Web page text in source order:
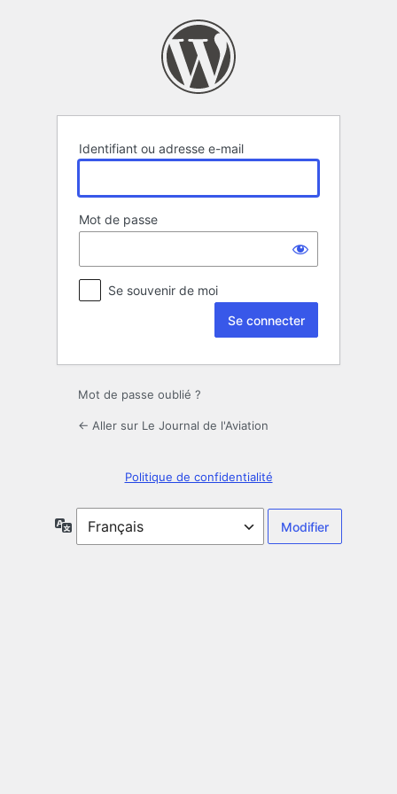
Identifiant ou adresse e-mail
Mot de passe
Se souvenir de moi
Mot de passe oublié ?
← Aller sur Le Journal de l'Aviation
Politique de confidentialité
Langue